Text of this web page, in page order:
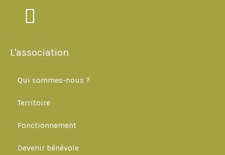
F
a
c
b
o
o
k
L'association
Qui sommes-nous ?
Territoire
Fonctionnement
Devenir bénévole